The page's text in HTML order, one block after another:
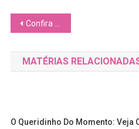
Navegação
de
Post
Confira os Blocos LGBTQIAPN+ no Carnaval 2025
MATÉRIAS
O Queridinho Do Momento: Veja